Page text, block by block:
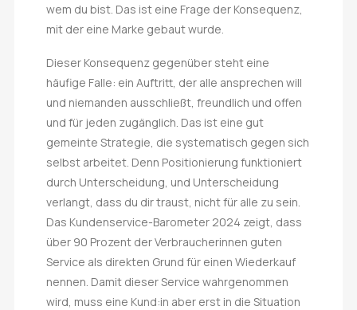
wem du bist. Das ist eine Frage der Konsequenz,
mit der eine Marke gebaut wurde.
Dieser Konsequenz gegenüber steht eine
häufige Falle: ein Auftritt, der alle ansprechen will
und niemanden ausschließt, freundlich und offen
und für jeden zugänglich. Das ist eine gut
gemeinte Strategie, die systematisch gegen sich
selbst arbeitet. Denn Positionierung funktioniert
durch Unterscheidung, und Unterscheidung
verlangt, dass du dir traust, nicht für alle zu sein.
Das Kundenservice-Barometer 2024 zeigt, dass
über 90 Prozent der Verbraucherinnen guten
Service als direkten Grund für einen Wiederkauf
nennen. Damit dieser Service wahrgenommen
wird, muss eine Kund:in aber erst in die Situation